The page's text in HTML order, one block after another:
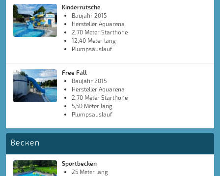
Kinderrutsche
Baujahr 2015
Hersteller Aquarena
2,70 Meter Starthöhe
12,40 Meter lang
Plumpsauslauf
Free Fall
Baujahr 2015
Hersteller Aquarena
2,70 Meter Starthöhe
5,50 Meter lang
Plumpsauslauf
Becken
Sportbecken
25 Meter lang